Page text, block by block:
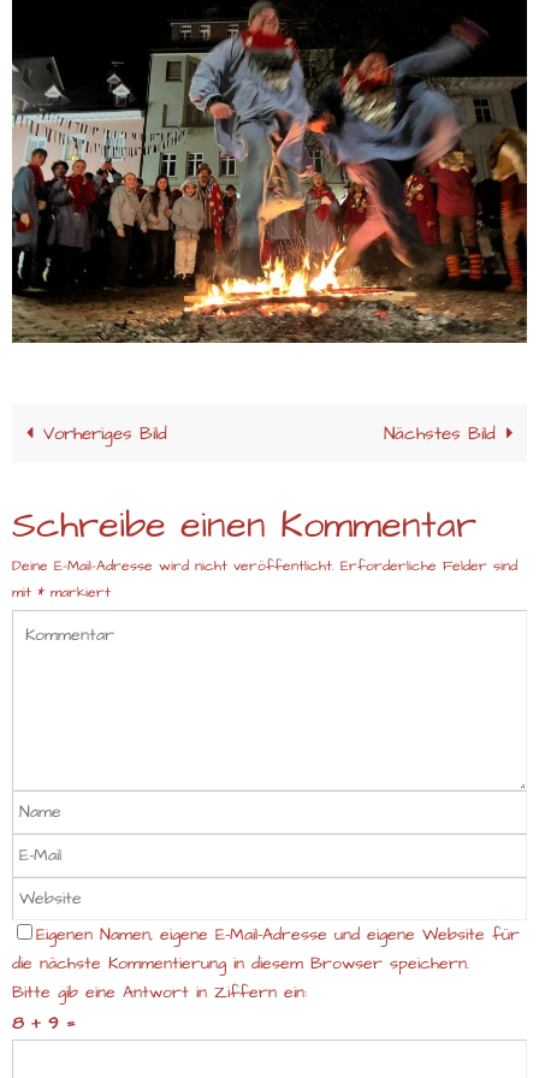
Vorheriges Bild Nächstes Bild
Schreibe einen Kommentar
Deine E-Mail-Adresse wird nicht veröffentlicht. Erforderliche Felder sind
mit * markiert
Eigenen Namen, eigene E-Mail-Adresse und eigene Website für
die nächste Kommentierung in diesem Browser speichern.
Bitte gib eine Antwort in Ziffern ein:
8 + 9 =